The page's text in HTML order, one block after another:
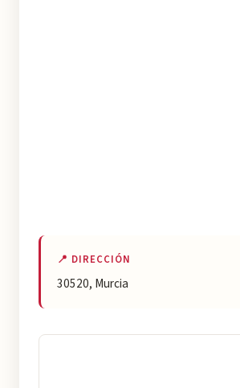
📍 DIRECCIÓN
30520, Murcia